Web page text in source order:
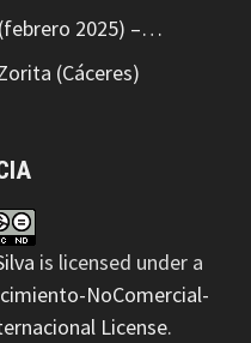
2025) –…
(Cáceres)
is licensed under a
NoComercial-
License.